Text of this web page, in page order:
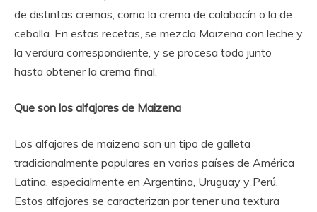
de distintas cremas, como la crema de calabacín o la de
cebolla. En estas recetas, se mezcla Maizena con leche y
la verdura correspondiente, y se procesa todo junto
hasta obtener la crema final.
Que son los alfajores de Maizena
Los alfajores de maizena son un tipo de galleta
tradicionalmente populares en varios países de América
Latina, especialmente en Argentina, Uruguay y Perú.
Estos alfajores se caracterizan por tener una textura